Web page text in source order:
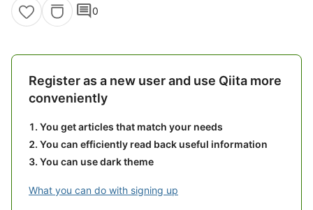
comment0
Register as a new user and use Qiita more
conveniently
You get articles that match your needs
You can efficiently read back useful information
You can use dark theme
What you can do with signing up